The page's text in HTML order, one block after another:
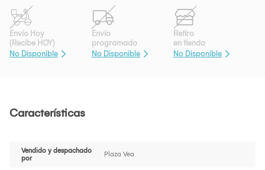
Envío Hoy
(Recibe HOY)
No Disponible
Envío
programado
No Disponible
Retiro
en tienda
No Disponible
Características
Vendido y despachado
por
Plaza Vea